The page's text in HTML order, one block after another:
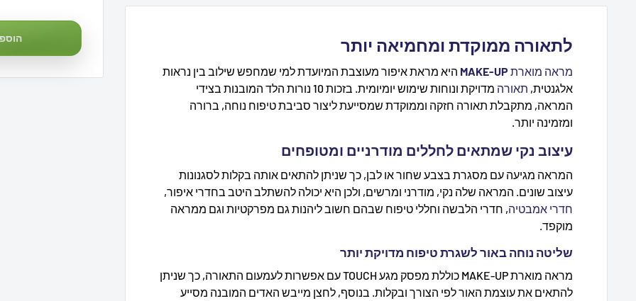
לתאורה ממוקדת ומחמיאה יותר
מראה מוארת
היא מראת איפור מעוצבת המיועדת למי שמחפש שילוב בין נראות
אלגנטית, תאורה
מדויקת ונוחות שימוש יומיומית. בזכות 10 נורות הלד המובנות בצידי
המראה, מתקבלת תאורה חזקה וממוקדת שמסייעת ליצור סביבת טיפוח נוחה, ברורה
ומזמינה יותר.
עיצוב נקי שמתאים לחללים מודרניים ומטופחים
המראה מגיעה עם מסגרת בצבע שחור או לבן, כך שניתן להתאים אותה בקלות לסגנונות
עיצוב שונים. המראה שלה נקי, מודרני ומרשים, ולכן היא יכולה להשתלב היטב בחדרי איפור,
חדרי אמבטיה, חדרי הלבשה וחללי טיפוח שבהם חשוב ליהנות גם מפרקטיות וגם ממראה
מוקפד.
שליטה נוחה באור לשגרת טיפוח מדויקת יותר
מראה מוארת MAKE-UP כוללת מפסק מגע TOUCH עם אפשרות לעמעום התאורה, כך שניתן
להתאים את עוצמת האור לפי הצורך ובקלות. בנוסף, לחצן מייבש האדים המובנה מסייע